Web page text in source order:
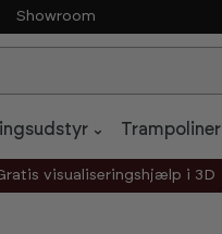
Showroom
Trampoliner
visualiseringshjælp i 3D